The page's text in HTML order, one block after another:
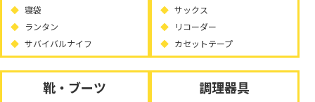
寝袋
ランタン
サバイバルナイフ
サックス
リコーダー
カセットテープ
靴・ブーツ 調理器具